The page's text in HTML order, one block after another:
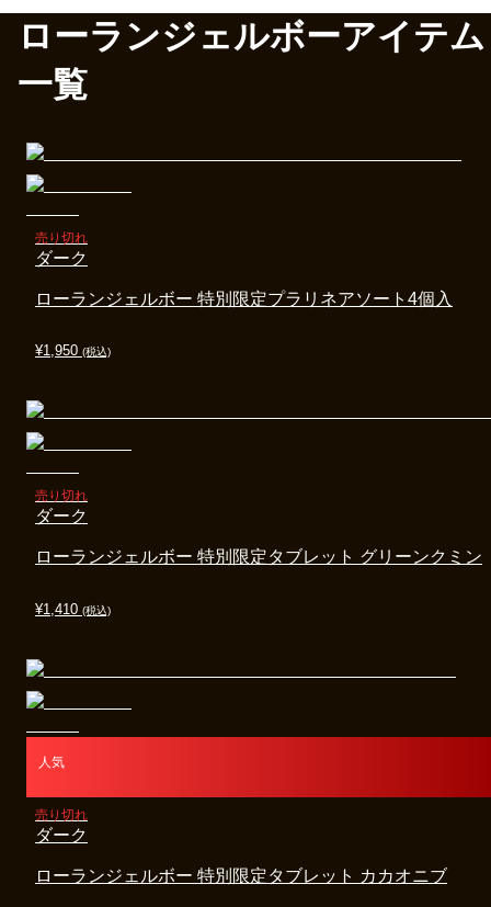
ローランジェルボーアイテム
一覧
¥1,950 (税込)
売り切れ
ローランジェルボー 特別限定プラリネアソート4個入
ダーク
¥1,410 (税込)
売り切れ
ローランジェルボー 特別限定タブレット グリーンクミン
ダーク
人気
売り切れ
ローランジェルボー 特別限定タブレット カカオニブ
ダーク